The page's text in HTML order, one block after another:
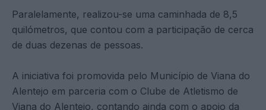
Paralelamente, realizou-se uma caminhada de 8,5
quilómetros, que contou com a participação de cerca
de duas dezenas de pessoas.
A iniciativa foi promovida pelo Município de Viana do
Alentejo em parceria com o Clube de Atletismo de
Viana do Alentejo, contando ainda com o apoio da